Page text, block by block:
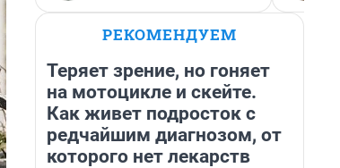
РЕКОМЕНДУЕМ
Теряет зрение, но гоняет
на мотоцикле и скейте.
Как живет подросток с
редчайшим диагнозом, от
которого нет лекарств